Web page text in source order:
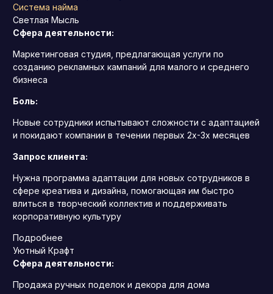
Система найма
Светлая Мысль
Сфера деятельности:
Маркетинговая студия, предлагающая услуги по
созданию рекламных кампаний для малого и среднего
бизнеса
Боль:
Новые сотрудники испытывают сложности с адаптацией
и покидают компании в течении первых 2х-3х месяцев
Запрос клиента:
Нужна программа адаптации для новых сотрудников в
сфере креатива и дизайна, помогающая им быстро
влиться в творческий коллектив и поддерживать
корпоративную культуру
Подробнее
Уютный Крафт
Сфера деятельности:
Продажа ручных поделок и декора для дома